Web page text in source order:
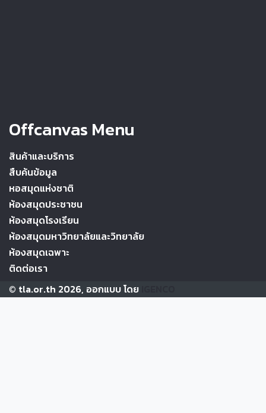
Offcanvas Menu
สินค้าและบริการ
สืบค้นข้อมูล
หอสมุดแห่งชาติ
ห้องสมุดประชาชน
ห้องสมุดโรงเรียน
ห้องสมุดมหาวิทยาลัยและวิทยาลัย
ห้องสมุดเฉพาะ
ติดต่อเรา
© tla.or.th 2026, ออกแบบ โดย